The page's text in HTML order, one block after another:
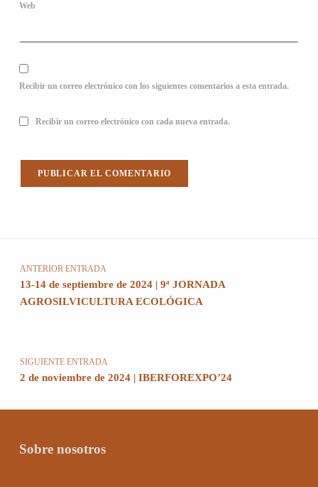
Web
Recibir un correo electrónico con los siguientes comentarios a esta entrada.
Recibir un correo electrónico con cada nueva entrada.
ANTERIOR ENTRADA
13-14 de septiembre de 2024 | 9ª JORNADA
AGROSILVICULTURA ECOLÓGICA
SIGUIENTE ENTRADA
2 de noviembre de 2024 | IBERFOREXPO’24
Sobre nosotros